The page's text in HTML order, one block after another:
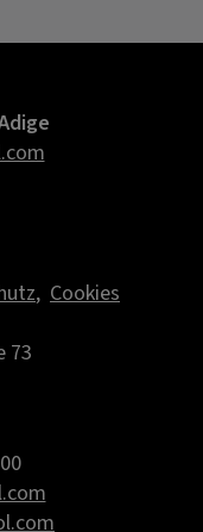
, Cookies
73